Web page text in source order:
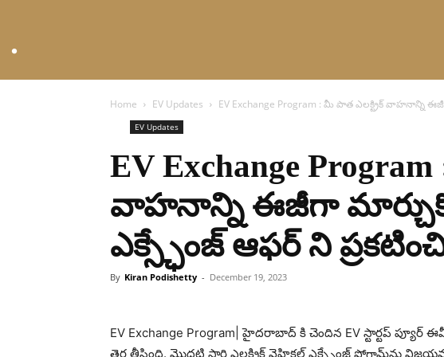
Home EV Updates EV Exchange Program : మీ పాత ఎలక్ట్రిక్ వాహనాన్ని
EV Updates
EV Exchange
వాహనాన్ని ఈజీగా
ఎక్స్ఛేంజ్ ఆఫర్ ని
By Kiran Podishetty - December 19, 2023
EV Exchange Program| హైదరాబాద్ కి చెందిన EV స్టార్టప్
తెర తీసింది. మొదటి సారి ఎలక్ట్రిక్ వెహికల్ ఎక్స్ఛేంజ్ ప్రోగ్రామ్‌ను